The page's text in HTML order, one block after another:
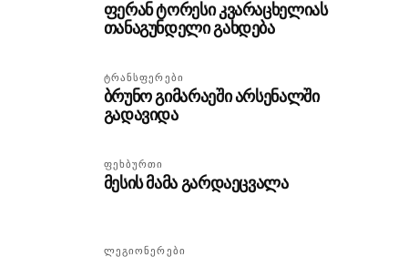
ფერან ტორესი კვარაცხელიას
თანაგუნდელი გახდება
ᲢᲠᲐᲜᲡᲤᲔᲠᲔᲑᲘ
ბრუნო გიმარაეში არსენალში
გადავიდა
ᲤᲔᲮᲑᲣᲠᲗᲘ
მესის მამა გარდაეცვალა
ᲚᲔᲒᲘᲝᲜᲔᲠᲔᲑᲘ